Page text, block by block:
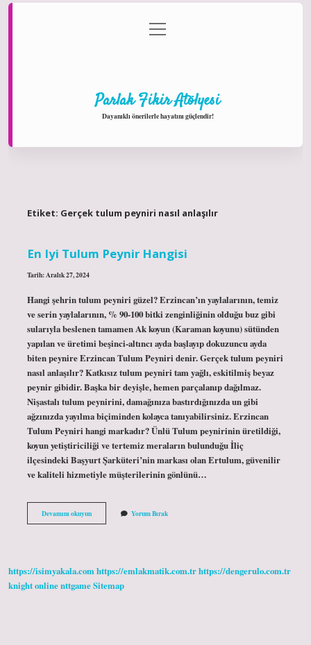
Gizlilik Politikası
menüyü
aç
Parlak Fikir Atölyesi
Dayanıklı önerilerle hayatını güçlendir!
Etiket: Gerçek tulum peyniri nasıl anlaşılır
En Iyi Tulum Peynir Hangisi
Tarih: Aralık 27, 2024
Hangi şehrin tulum peyniri güzel? Erzincan’ın yaylalarının, temiz
ve serin yaylalarının, % 90-100 bitki zenginliğinin olduğu buz gibi
sularıyla beslenen tamamen Ak koyun (Karaman koyunu) sütünden
yapılan ve üretimi beşinci-altıncı ayda başlayıp dokuzuncu ayda
biten peynire Erzincan Tulum Peyniri denir. Gerçek tulum peyniri
nasıl anlaşılır? Katkısız tulum peyniri tam yağlı, eskitilmiş beyaz
peynir gibidir. Başka bir deyişle, hemen parçalanıp dağılmaz.
Nişastalı tulum peynirini, damağınıza bastırdığınızda un gibi
ağzınızda yayılma biçiminden kolayca tanıyabilirsiniz. Erzincan
Tulum Peyniri hangi markadır? Ünlü Tulum peynirinin üretildiği,
koyun yetiştiriciliği ve tertemiz meraların bulunduğu İliç
ilçesindeki Başyurt Şarküteri’nin markası olan Ertulum, güvenilir
ve kaliteli hizmetiyle müşterilerinin gönlünü…
Devamını okuyunEn
Iyi
Yorum Bırak
https://isimyakala.comhttps://emlakmatik.com.trhttps://dengerulo.com.tr
knight onlinenttgameSitemap